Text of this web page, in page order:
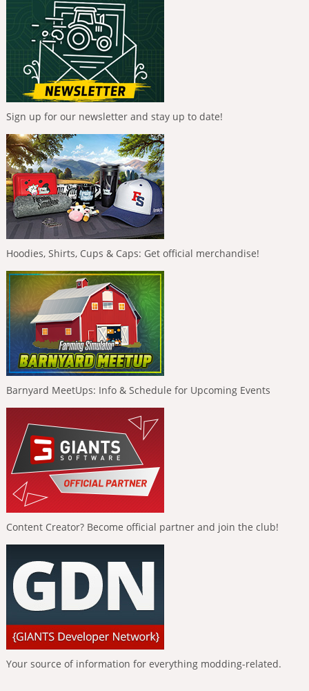
Sign up for our newsletter and stay up to date!
Hoodies, Shirts, Cups & Caps: Get official merchandise!
Barnyard MeetUps: Info & Schedule for Upcoming Events
Content Creator? Become official partner and join the club!
Your source of information for everything modding-related.